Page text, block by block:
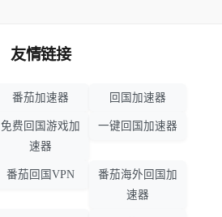
友情链接
番茄加速器 回国加速器
免费回国游戏加
速器
一键回国加速器
番茄回国VPN
番茄海外回国加
速器